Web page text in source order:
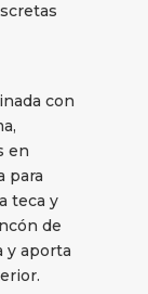
con
en
para
teca y
de
y aporta